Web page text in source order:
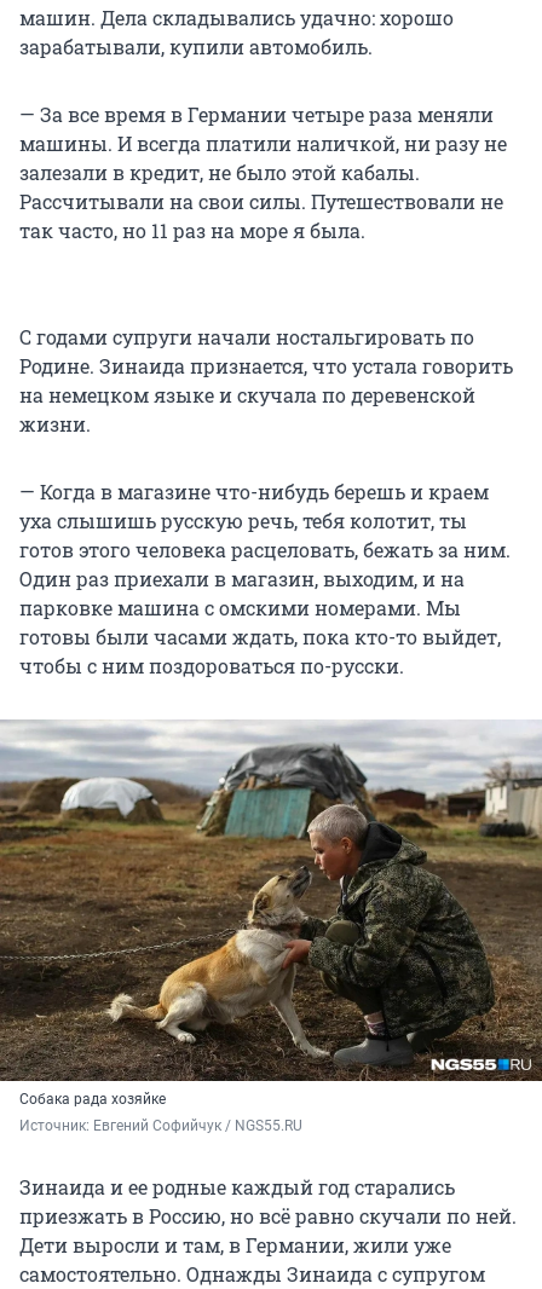
машин. Дела складывались удачно: хорошо
зарабатывали, купили автомобиль.
— За все время в Германии четыре раза меняли
машины. И всегда платили наличкой, ни разу не
залезали в кредит, не было этой кабалы.
Рассчитывали на свои силы. Путешествовали не
так часто, но 11 раз на море я была.
С годами супруги начали ностальгировать по
Родине. Зинаида признается, что устала говорить
на немецком языке и скучала по деревенской
жизни.
— Когда в магазине что-нибудь берешь и краем
уха слышишь русскую речь, тебя колотит, ты
готов этого человека расцеловать, бежать за ним.
Один раз приехали в магазин, выходим, и на
парковке машина с омскими номерами. Мы
готовы были часами ждать, пока кто-то выйдет,
чтобы с ним поздороваться по-русски.
Собака рада хозяйке
Источник: Евгений Софийчук / NGS55.RU
Зинаида и ее родные каждый год старались
приезжать в Россию, но всё равно скучали по ней.
Дети выросли и там, в Германии, жили уже
самостоятельно. Однажды Зинаида с супругом